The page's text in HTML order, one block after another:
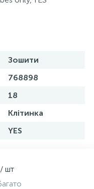
Зошити
768898
18
Клітинка
YES
/ шт